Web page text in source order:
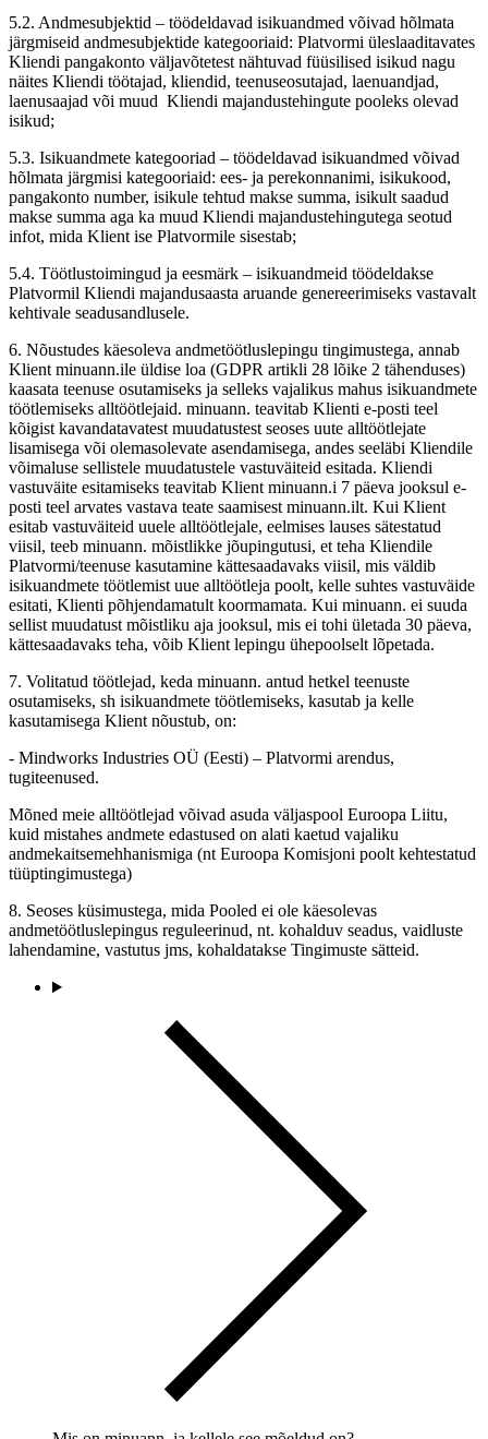
5.2. Andmesubjektid – töödeldavad isikuandmed võivad hõlmata
järgmiseid andmesubjektide kategooriaid: Platvormi üleslaaditavates
Kliendi pangakonto väljavõtetest nähtuvad füüsilised isikud nagu
näites Kliendi töötajad, kliendid, teenuseosutajad, laenuandjad,
laenusaajad või muud Kliendi majandustehingute pooleks olevad
isikud;
5.3. Isikuandmete kategooriad – töödeldavad isikuandmed võivad
hõlmata järgmisi kategooriaid: ees- ja perekonnanimi, isikukood,
pangakonto number, isikule tehtud makse summa, isikult saadud
makse summa aga ka muud Kliendi majandustehingutega seotud
infot, mida Klient ise Platvormile sisestab;
5.4. Töötlustoimingud ja eesmärk – isikuandmeid töödeldakse
Platvormil Kliendi majandusaasta aruande genereerimiseks vastavalt
kehtivale seadusandlusele.
6. Nõustudes käesoleva andmetöötluslepingu tingimustega, annab
Klient minuann.ile üldise loa (GDPR artikli 28 lõike 2 tähenduses)
kaasata teenuse osutamiseks ja selleks vajalikus mahus isikuandmete
töötlemiseks alltöötlejaid. minuann. teavitab Klienti e-posti teel
kõigist kavandatavatest muudatustest seoses uute alltöötlejate
lisamisega või olemasolevate asendamisega, andes seeläbi Kliendile
võimaluse sellistele muudatustele vastuväiteid esitada. Kliendi
vastuväite esitamiseks teavitab Klient minuann.i 7 päeva jooksul e-
posti teel arvates vastava teate saamisest minuann.ilt. Kui Klient
esitab vastuväiteid uuele alltöötlejale, eelmises lauses sätestatud
viisil, teeb minuann. mõistlikke jõupingutusi, et teha Kliendile
Platvormi/teenuse kasutamine kättesaadavaks viisil, mis väldib
isikuandmete töötlemist uue alltöötleja poolt, kelle suhtes vastuväide
esitati, Klienti põhjendamatult koormamata. Kui minuann. ei suuda
sellist muudatust mõistliku aja jooksul, mis ei tohi ületada 30 päeva,
kättesaadavaks teha, võib Klient lepingu ühepoolselt lõpetada.
7. Volitatud töötlejad, keda minuann. antud hetkel teenuste
osutamiseks, sh isikuandmete töötlemiseks, kasutab ja kelle
kasutamisega Klient nõustub, on:
- Mindworks Industries OÜ (Eesti) – Platvormi arendus,
tugiteenused.
Mõned meie alltöötlejad võivad asuda väljaspool Euroopa Liitu,
kuid mistahes andmete edastused on alati kaetud vajaliku
andmekaitsemehhanismiga (nt Euroopa Komisjoni poolt kehtestatud
tüüptingimustega)
8. Seoses küsimustega, mida Pooled ei ole käesolevas
andmetöötluslepingus reguleerinud, nt. kohalduv seadus, vaidluste
lahendamine, vastutus jms, kohaldatakse Tingimuste sätteid.